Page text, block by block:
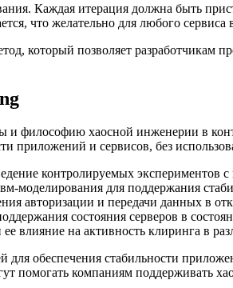
Каждая итерация должна быть
что желательно для любого сервиса
который позволяет
и философию хаосной инженерии в
и сервисов, без
контролируемых
моделирования для поддержания
авторизации и передачи данных в
состояния серверов в
влияние на активность клиринга в
обеспечения стабильности
помогать компаниям поддерживать